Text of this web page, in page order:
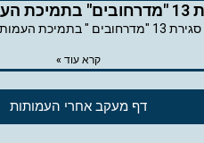
וללא שיתוף ציבור
קרא עוד »
דף מעקב אחרי העמותות